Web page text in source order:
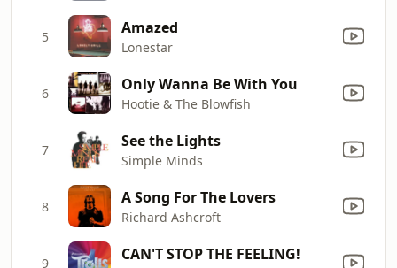
5 Amazed
Lonestar
6 Only Wanna Be With You
Hootie & The Blowfish
7 See the Lights
Simple Minds
8 A Song For The Lovers
Richard Ashcroft
9 CAN'T STOP THE FEELING!